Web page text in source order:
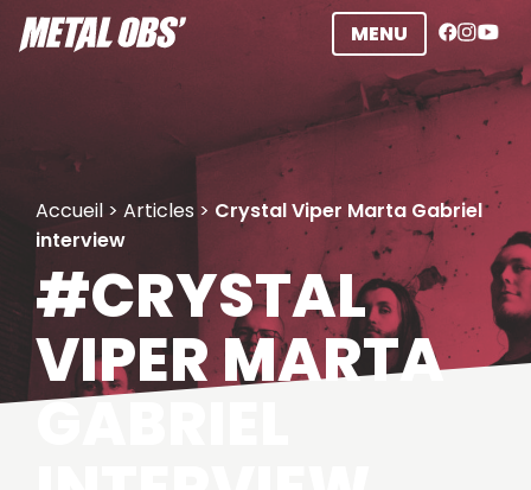
Aller
au
MENU
Accueil > Articles > Crystal Viper Marta Gabriel
interview
#CRYSTAL
VIPER MARTA
GABRIEL